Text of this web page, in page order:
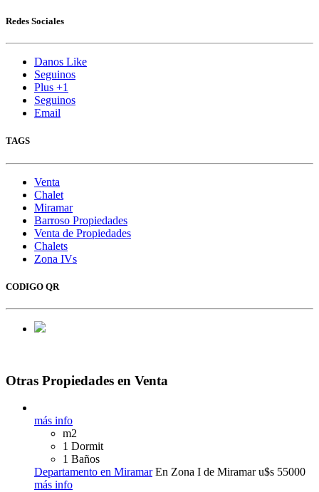
Redes Sociales
Danos Like
Seguinos
Plus +1
Seguinos
Email
TAGS
Venta
Chalet
Miramar
Barroso Propiedades
Venta de Propiedades
Chalets
Zona IVs
CODIGO QR
Otras Propiedades en Venta
más info
m2
1 Dormit
1 Baños
Departamento en Miramar En Zona I de Miramar u$s 55000
más info